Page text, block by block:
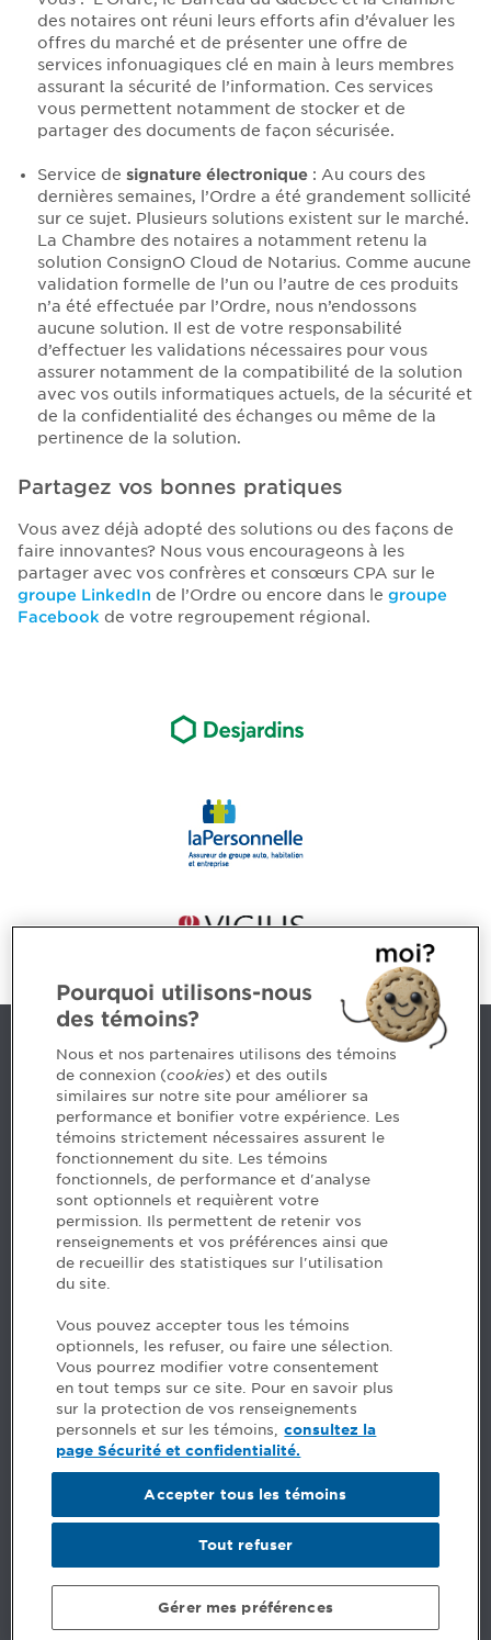
des notaires ont réuni leurs efforts afin d’évaluer les
offres du marché et de présenter une offre de
services infonuagiques clé en main à leurs membres
assurant la sécurité de l’information. Ces services
vous permettent notamment de stocker et de
partager des documents de façon sécurisée.
Service de signature électronique: Au cours des
dernières semaines, l’Ordre a été grandement sollicité
sur ce sujet. Plusieurs solutions existent sur le marché.
La Chambre des notaires a notamment retenu la
solution ConsignO Cloud de Notarius. Comme aucune
validation formelle de l’un ou l’autre de ces produits
n’a été effectuée par l’Ordre, nous n’endossons
aucune solution. Il est de votre responsabilité
d’effectuer les validations nécessaires pour vous
assurer notamment de la compatibilité de la solution
avec vos outils informatiques actuels, de la sécurité et
de la confidentialité des échanges ou même de la
pertinence de la solution.
Partagez vos bonnes pratiques
Vous avez déjà adopté des solutions ou des façons de
faire innovantes? Nous vous encourageons à les
partager avec vos confrères et consœurs CPA sur le
groupe LinkedIn de l’Ordre ou encore dans le groupe
Facebook de votre regroupement régional.
Nous joindre
5, Place Ville Marie, bureau 800, Montréal (Québec)
H3B 2G2
www.cpaquebec.ca
Des questions? Faites appel à notre équipe >
Envie de mettre de l’Ordre dans votre carrière? Voyez
les postes disponibles >
Facebook - Devenir CPA
Instagram
LinkedIn - CPA
LinkedIn - 20 minutes CPA
LinkedIn - Emploi CPA
TikTok
Commentaires
Sécurité et confidentialité
Conditions générales
© Ordre des comptables professionnels agréés du Québec
Pourquoi utilisons-nous
des témoins?
Nous et nos partenaires utilisons des témoins
de connexion (cookies) et des outils
similaires sur notre site pour améliorer sa
performance et bonifier votre expérience. Les
témoins strictement nécessaires assurent le
fonctionnement du site. Les témoins
fonctionnels, de performance et d'analyse
sont optionnels et requièrent votre
permission. Ils permettent de retenir vos
renseignements et vos préférences ainsi que
de recueillir des statistiques sur l'utilisation
du site.
Vous pouvez accepter tous les témoins
optionnels, les refuser, ou faire une sélection.
Vous pourrez modifier votre consentement
en tout temps sur ce site. Pour en savoir plus
sur la protection de vos renseignements
personnels et sur les témoins, consultez la
page Sécurité et confidentialité.
Gérer mes préférences
Tout refuser
Accepter tous les témoins